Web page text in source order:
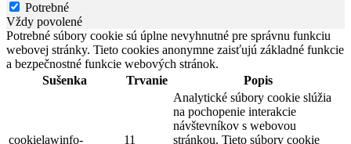
Potrebné
Vždy povolené
Potrebné súbory cookie sú úplne nevyhnutné pre správnu funkciu
webovej stránky. Tieto cookies anonymne zaisťujú základné funkcie
a bezpečnostné funkcie webových stránok.
Sušenka
Trvanie Popis
cookielawinfo- 11
Analytické súbory cookie slúžia
na pochopenie interakcie
návštevníkov s webovou
stránkou. Tieto súbory cookie